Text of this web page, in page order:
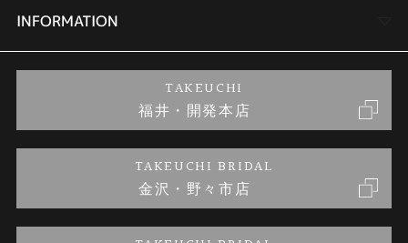
セットリング
婚約ネックレス
金・プラチナのお取引
商品一覧
ブランドリスト
金澤指輪工房｜手作りペアリング
金澤指輪工房｜手作り結婚指輪 and 婚約指輪
会社概要
お客様の声
INFORMATION
プライバシーポリシー
TAKEUCHI
福井・開発本店
TAKEUCHI BRIDAL
金沢・野々市店